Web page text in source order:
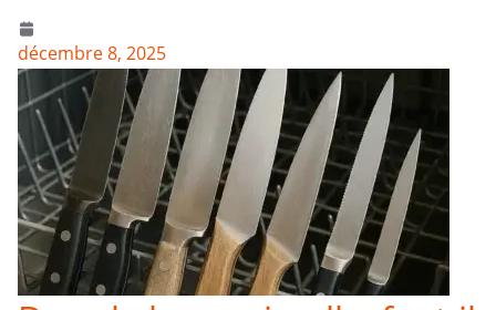
décembre 8, 2025